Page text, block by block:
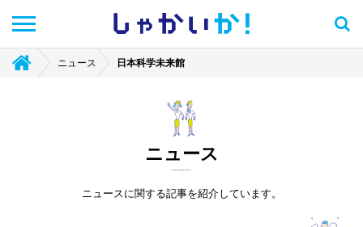
しゃかい か！
ニュース 日本科学未来館
ニュース
ニュースに関する記事を紹介しています。